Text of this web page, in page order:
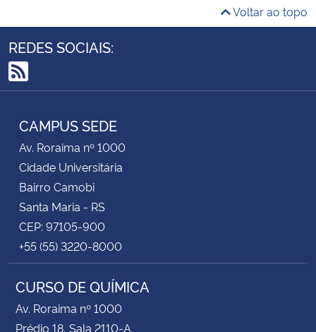
Voltar ao topo
REDES SOCIAIS:
RSS
CAMPUS SEDE
Av. Roraima nº 1000
Cidade Universitária
Bairro Camobi
Santa Maria - RS
CEP: 97105-900
+55 (55) 3220-8000
CURSO DE QUÍMICA
Av. Roraima nº 1000
Prédio 18, Sala 2110-A